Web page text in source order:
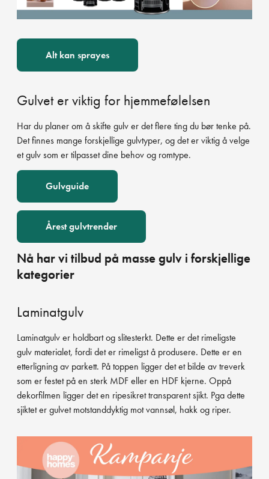
Alt kan sprayes
Gulvet er viktig for hjemmefølelsen
Har du planer om å skifte gulv er det flere ting du bør tenke på.
Det finnes mange forskjellige gulvtyper, og det er viktig å velge
et gulv som er tilpasset dine behov og romtype.
Gulvguide
Årest gulvtrender
Nå har vi tilbud på masse gulv i forskjellige
kategorier
Laminatgulv
Laminatgulv er holdbart og slitesterkt. Dette er det rimeligste
gulv materialet, fordi det er rimeligst å produsere. Dette er en
etterligning av parkett. På toppen ligger det et bilde av treverk
som er festet på en sterk MDF eller en HDF kjerne. Oppå
dekorfilmen ligger det en ripesikret transparent sjikt. Pga dette
sjiktet er gulvet motstanddyktig mot vannsøl, hakk og riper.